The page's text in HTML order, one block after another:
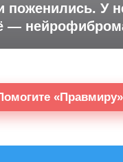
поженились. У
—
«Правмиру»